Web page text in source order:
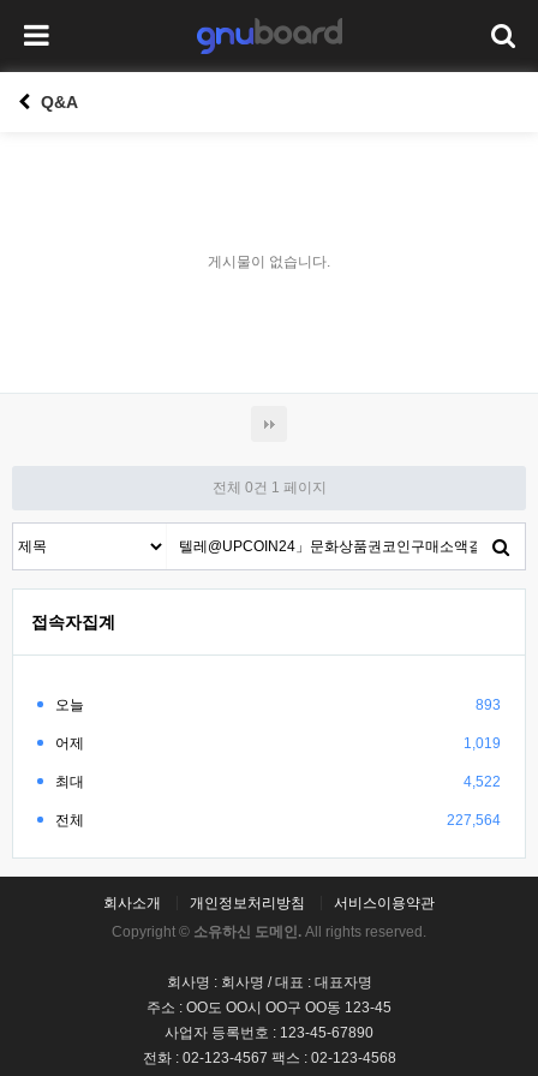
Q&A
게시물이 없습니다.
전체 0건 1 페이지
접속자집계
오늘 893
어제 1,019
최대 4,522
전체 227,564
회사소개 개인정보처리방침
서비스이용약관
Copyright © 소유하신 도메인. All rights reserved.
회사명 : 회사명 / 대표 : 대표자명
주소 : OO도 OO시 OO구 OO동 123-45
사업자 등록번호 : 123-45-67890
전화 : 02-123-4567 팩스 : 02-123-4568